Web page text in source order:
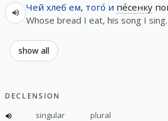
Чей хлеб ем, того́ и пе́сенку
Whose bread I eat, his song I sing.
show all
DECLENSION
singular
plural